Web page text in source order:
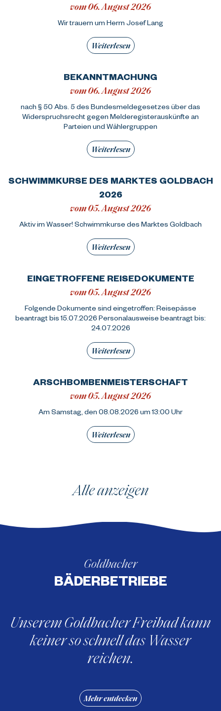
vom 06. August 2026
Wir trauern um Herrn Josef Lang
Weiterlesen
BEKANNTMACHUNG
vom 06. August 2026
nach § 50 Abs. 5 des Bundesmeldegesetzes über das
Widerspruchsrecht gegen Melderegisterauskünfte an
Parteien und Wählergruppen
Weiterlesen
SCHWIMMKURSE DES MARKTES GOLDBACH
2026
vom 05. August 2026
Aktiv im Wasser! Schwimmkurse des Marktes Goldbach
Weiterlesen
EINGETROFFENE REISEDOKUMENTE
vom 05. August 2026
Folgende Dokumente sind eingetroffen: Reisepässe
beantragt bis 15.07.2026 Personalausweise beantragt bis:
24.07.2026
Weiterlesen
ARSCHBOMBENMEISTERSCHAFT
vom 05. August 2026
Am Samstag, den 08.08.2026 um 13:00 Uhr
Weiterlesen
Alle anzeigen
Goldbacher
BÄDERBETRIEBE
Unserem Goldbacher Freibad kann
keiner so schnell das Wasser
reichen.
Mehr entdecken